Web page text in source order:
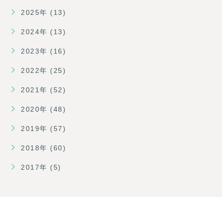
2025年 (13)
2024年 (13)
2023年 (16)
2022年 (25)
2021年 (52)
2020年 (48)
2019年 (57)
2018年 (60)
2017年 (5)